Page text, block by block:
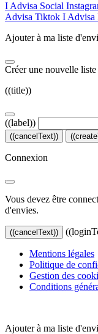
I Advisa Social
Advisa Tiktok I Advisa
Ajouter à ma liste
Créer une nouvelle liste
((title))
((label))
((cancelText))
Connexion
Vous devez être
d'envies.
((cancelText))
Mentions légales
Politique de
Gestion des
Conditions
Ajouter à ma liste